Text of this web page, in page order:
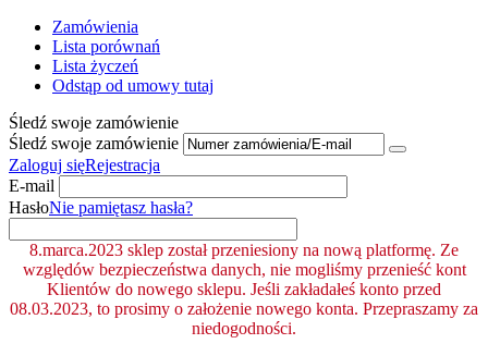
Zamówienia
Lista porównań
Lista życzeń
Odstąp od umowy tutaj
Śledź swoje zamówienie
Śledź swoje zamówienie
Zaloguj sięRejestracja
E-mail
HasłoNie pamiętasz hasła?
8.marca.2023 sklep został przeniesiony na nową platformę. Ze
względów bezpieczeństwa danych, nie mogliśmy przenieść kont
Klientów do nowego sklepu. Jeśli zakładałeś konto przed
08.03.2023, to prosimy o założenie nowego konta. Przepraszamy za
niedogodności.